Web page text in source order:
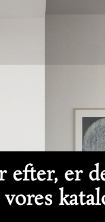
efter, er